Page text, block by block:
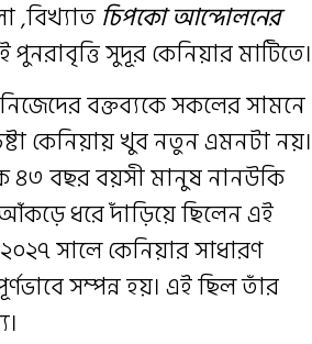
,বিখ্যাতচিপকো আন্দোলনের
সুদূর কেনিয়ার মাটিতে।
বক্তব্যকে সকলের সামনে
কেনিয়ায় খুব নতুন এমনটা নয়।
৪৩ বছর বয়সী মানুষ নান‌উকি
ধরে দাঁড়িয়ে ছিলেন এই
সালে কেনিয়ার সাধারণ
সম্পন্ন হয়। এই ছিল তাঁর